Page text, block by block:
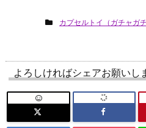
カプセルトイ（ガチャガ
よろしければシェアお願いし